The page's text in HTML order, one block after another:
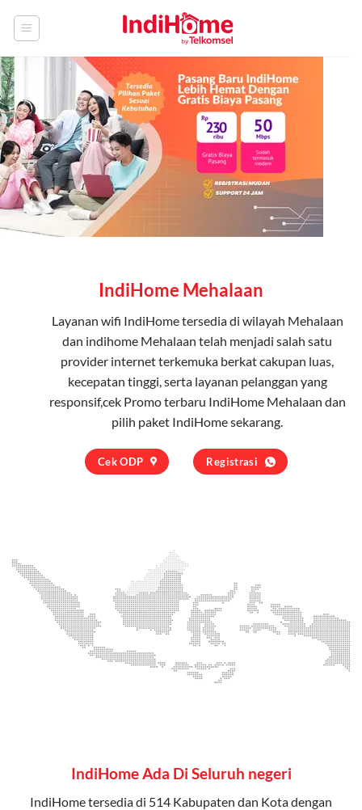
IndiHome Mehalaan
Layanan wifi IndiHometersedia di wilayah Mehalaan
dan indihome Mehalaan telah menjadi salah satu
provider internet terkemuka berkat cakupan luas,
kecepatan tinggi, serta layanan pelanggan yang
responsif,cek Promo terbaru IndiHome Mehalaan dan
pilih paket IndiHomesekarang.
Cek ODP Registrasi
IndiHome Ada Di Seluruh negeri
IndiHome tersedia di 514 Kabupaten dan Kota dengan